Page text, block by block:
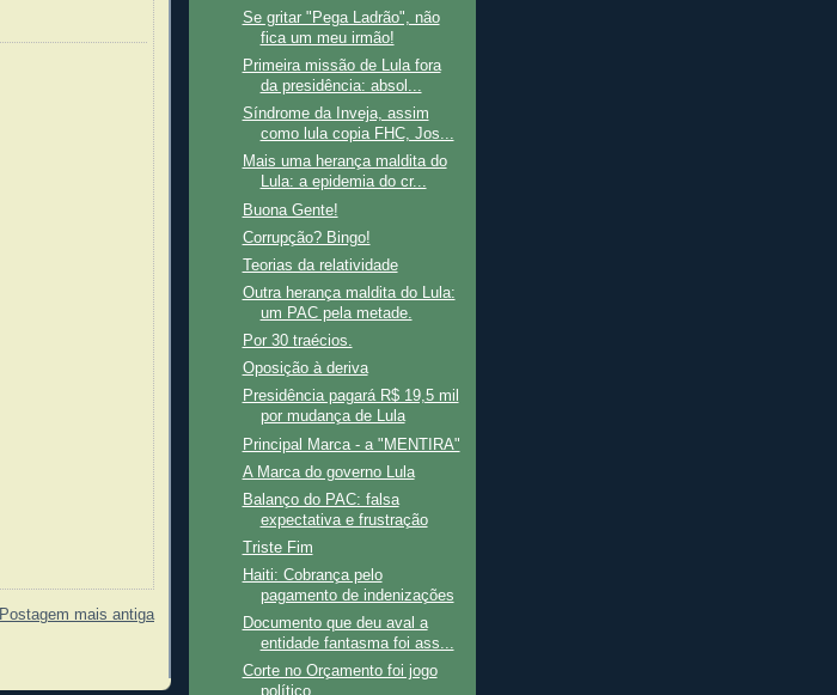
Postagem mais antiga
Se gritar "Pega Ladrão", não
fica um meu irmão!
Primeira missão de Lula fora
da presidência: absol...
Síndrome da Inveja, assim
como lula copia FHC, Jos...
Mais uma herança maldita do
Lula: a epidemia do cr...
Buona Gente!
Corrupção? Bingo!
Teorias da relatividade
Outra herança maldita do Lula:
um PAC pela metade.
Por 30 traécios.
Oposição à deriva
Presidência pagará R$ 19,5 mil
por mudança de Lula
Principal Marca - a "MENTIRA"
A Marca do governo Lula
Balanço do PAC: falsa
expectativa e frustração
Triste Fim
Haiti: Cobrança pelo
pagamento de indenizações
Documento que deu aval a
entidade fantasma foi ass...
Corte no Orçamento foi jogo